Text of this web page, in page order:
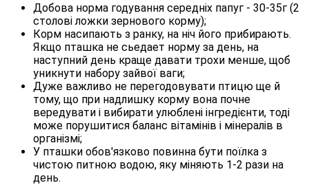
Добова норма годування середніх папуг - 30-35г (2
столові ложки зернового корму);
Корм насипають з ранку, на ніч його прибирають.
Якщо пташка не сьедает норму за день, на
наступний день краще давати трохи менше, щоб
уникнути набору зайвої ваги;
Дуже важливо не перегодовувати птицю ще й
тому, що при надлишку корму вона почне
вередувати і вибирати улюблені інгредієнти, тоді
може порушитися баланс вітамінів і мінералів в
організмі;
У пташки обов'язково повинна бути поїлка з
чистою питною водою, яку міняють 1-2 рази на
день.